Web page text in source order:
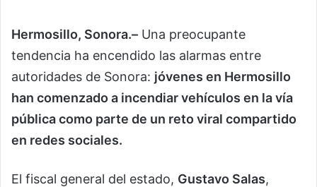
Hermosillo, Sonora.– Una preocupante
tendencia ha encendido las alarmas entre
autoridades de Sonora: jóvenes en Hermosillo
han comenzado a incendiar vehículos en la vía
pública como parte de un reto viral compartido
en redes sociales.
El fiscal general del estado, Gustavo Salas,